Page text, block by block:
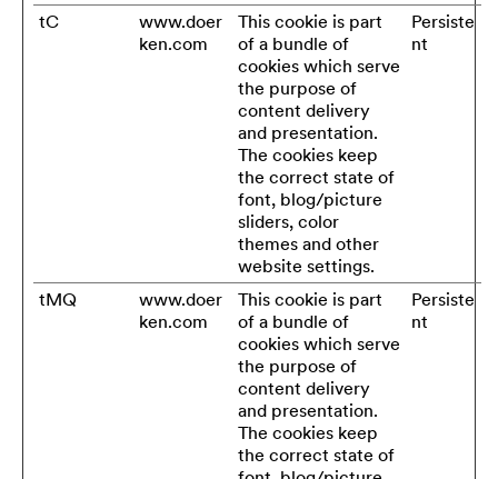
tC
www.doer
ken.com
This cookie is part
of a bundle of
cookies which serve
the purpose of
content delivery
and presentation.
The cookies keep
the correct state of
font, blog/picture
sliders, color
themes and other
website settings.
Persiste
nt
tMQ
www.doer
ken.com
This cookie is part
of a bundle of
cookies which serve
the purpose of
content delivery
and presentation.
The cookies keep
the correct state of
Persiste
nt